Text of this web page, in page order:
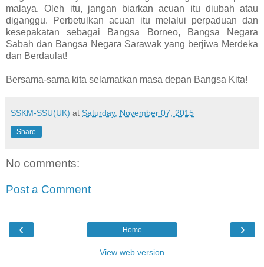
malaya. Oleh itu, jangan biarkan acuan itu diubah atau
diganggu. Perbetulkan acuan itu melalui perpaduan dan
kesepakatan sebagai Bangsa Borneo, Bangsa Negara
Sabah dan Bangsa Negara Sarawak yang berjiwa Merdeka
dan Berdaulat!
Bersama-sama kita selamatkan masa depan Bangsa Kita!
SSKM-SSU(UK) at Saturday, November 07, 2015
Share
No comments:
Post a Comment
‹ ›
Home
View web version